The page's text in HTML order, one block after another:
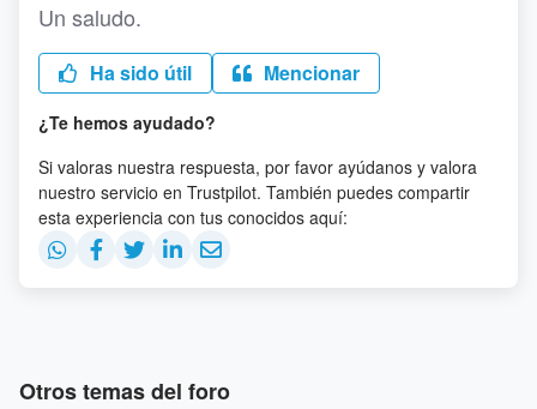
Un saludo.
Ha sido útil Mencionar
¿Te hemos ayudado?
Si valoras nuestra respuesta, por favor ayúdanos y valora
nuestro servicio en Trustpilot. También puedes compartir
esta experiencia con tus conocidos aquí:
Otros temas del foro